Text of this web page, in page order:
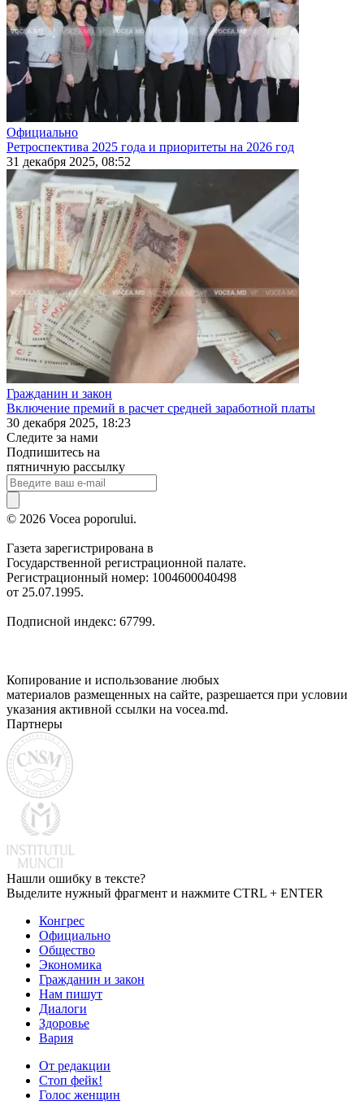
Официально
Ретроспектива 2025 года и приоритеты на 2026 год
31 декабря 2025, 08:52
Гражданин и закон
Включение премий в расчет средней заработной платы
30 декабря 2025, 18:23
Следите за нами
Подпишитесь на
пятничную рассылку
© 2026 Vocea poporului.
Газета зарегистрирована в
Государственной регистрационной палате.
Регистрационный номер: 1004600040498
от 25.07.1995.
Подписной индекс: 67799.
Копирование и использование любых
материалов размещенных на сайте, разрешается при условии
указания активной ссылки на vocea.md.
Партнеры
Нашли ошибку в тексте?
Выделите нужный фрагмент и нажмите CTRL + ENTER
Конгрес
Официально
Общество
Экономика
Гражданин и закон
Нам пишут
Диалоги
Здоровье
Вария
От редакции
Стоп фейк!
Голос женщин